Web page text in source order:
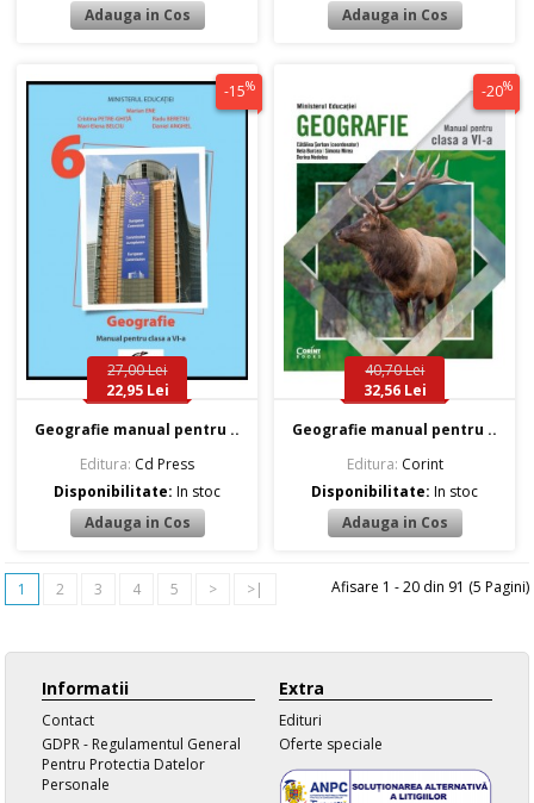
-15%
27,00 Lei
22,95 Lei
Geografie manual pentru ..
Editura: Cd Press
Disponibilitate:In stoc
-20%
40,70 Lei
32,56 Lei
Geografie manual pentru ..
Editura: Corint
Disponibilitate:In stoc
1 2 3 4 5 > >| Afisare 1 - 20 din 91 (5 Pagini)
Informatii
Contact
GDPR - Regulamentul General
Pentru Protectia Datelor
Personale
Extra
Edituri
Oferte speciale